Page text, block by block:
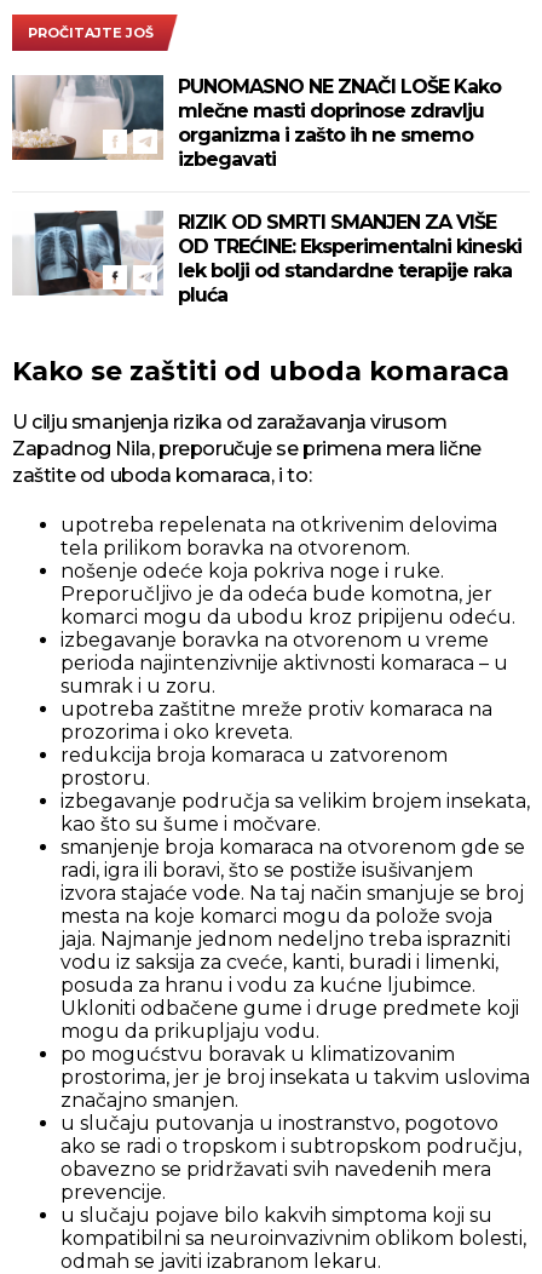
PROČITAJTE JOŠ
PUNOMASNO NE ZNAČI LOŠE Kako
mlečne masti doprinose zdravlju
organizma i zašto ih ne smemo
izbegavati
RIZIK OD SMRTI SMANJEN ZA VIŠE
OD TREĆINE: Eksperimentalni kineski
lek bolji od standardne terapije raka
pluća
Kako se zaštiti od uboda komaraca
U cilju smanjenja rizika od zaražavanja virusom
Zapadnog Nila, preporučuje se primena mera lične
zaštite od uboda komaraca, i to:
upotreba repelenata na otkrivenim delovima
tela prilikom boravka na otvorenom.
nošenje odeće koja pokriva noge i ruke.
Preporučljivo je da odeća bude komotna, jer
komarci mogu da ubodu kroz pripijenu odeću.
izbegavanje boravka na otvorenom u vreme
perioda najintenzivnije aktivnosti komaraca – u
sumrak i u zoru.
upotreba zaštitne mreže protiv komaraca na
prozorima i oko kreveta.
redukcija broja komaraca u zatvorenom
prostoru.
izbegavanje područja sa velikim brojem insekata,
kao što su šume i močvare.
smanjenje broja komaraca na otvorenom gde se
radi, igra ili boravi, što se postiže isušivanjem
izvora stajaće vode. Na taj način smanjuje se broj
mesta na koje komarci mogu da polože svoja
jaja. Najmanje jednom nedeljno treba isprazniti
vodu iz saksija za cveće, kanti, buradi i limenki,
posuda za hranu i vodu za kućne ljubimce.
Ukloniti odbačene gume i druge predmete koji
mogu da prikupljaju vodu.
po mogućstvu boravak u klimatizovanim
prostorima, jer je broj insekata u takvim uslovima
značajno smanjen.
u slučaju putovanja u inostranstvo, pogotovo
ako se radi o tropskom i subtropskom području,
obavezno se pridržavati svih navedenih mera
prevencije.
u slučaju pojave bilo kakvih simptoma koji su
kompatibilni sa neuroinvazivnim oblikom bolesti,
odmah se javiti izabranom lekaru.